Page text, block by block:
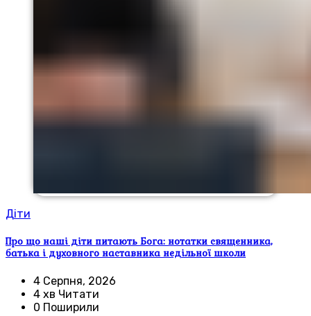
Діти
Про що наші діти питають Бога: нотатки священника,
батька і духовного наставника недільної школи
4 Серпня, 2026
4 хв Читати
0 Поширили